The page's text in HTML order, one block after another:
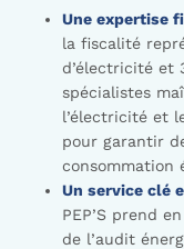
Une expertise
la fiscalité
d’électricité et
spécialistes
l’électricité et
pour garantir
consommation
Un service clé
PEP’S prend
de l’audit